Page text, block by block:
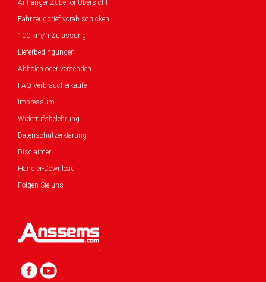
Anhänger Zubehör Übersicht
Fahrzeugbrief vorab schicken
100 km/h Zulassung
Lieferbedingungen
Abholen oder versenden
FAQ Verbraucherkäufe
Impressum
Widerrufsbelehrung
Datenschutzerklärung
Disclaimer
Händler-Download
Folgen Sie uns